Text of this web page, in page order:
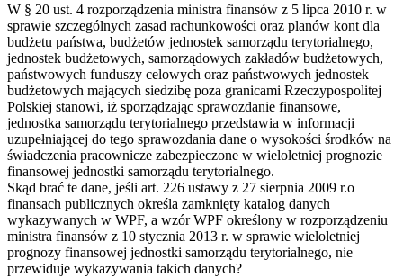
W § 20 ust. 4 rozporządzenia ministra finansów z 5 lipca 2010 r. w
sprawie szczególnych zasad rachunkowości oraz planów kont dla
budżetu państwa, budżetów jednostek samorządu terytorialnego,
jednostek budżetowych, samorządowych zakładów budżetowych,
państwowych funduszy celowych oraz państwowych jednostek
budżetowych mających siedzibę poza granicami Rzeczypospolitej
Polskiej stanowi, iż sporządzając sprawozdanie finansowe,
jednostka samorządu terytorialnego przedstawia w informacji
uzupełniającej do tego sprawozdania dane o wysokości środków na
świadczenia pracownicze zabezpieczone w wieloletniej prognozie
finansowej jednostki samorządu terytorialnego.
Skąd brać te dane, jeśli art. 226 ustawy z 27 sierpnia 2009 r.o
finansach publicznych określa zamknięty katalog danych
wykazywanych w WPF, a wzór WPF określony w rozporządzeniu
ministra finansów z 10 stycznia 2013 r. w sprawie wieloletniej
prognozy finansowej jednostki samorządu terytorialnego, nie
przewiduje wykazywania takich danych?